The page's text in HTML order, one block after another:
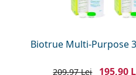
Biotrue Multi-Purpose
209,97 Lei 195,90